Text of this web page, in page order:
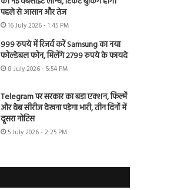
पहले से आसान और तेज
16 July 2026 - 1:45 PM
999 रुपये में रिजर्व करें Samsung का नया
फोल्डेबल फोन, मिलेंगे 2799 रुपये के फायदे
8 July 2026 - 5:54 PM
Telegram पर सरकार का बड़ा एक्शन, फिल्में
और वेब सीरीज देखना पड़ेगा भारी, तीन दिनों में
दूसरा नोटिस
5 July 2026 - 2:25 PM